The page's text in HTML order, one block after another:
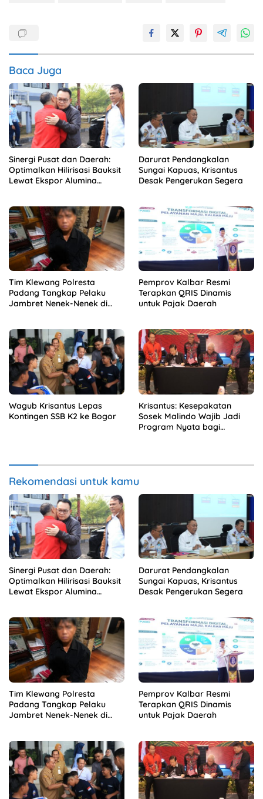
Baca Juga
Sinergi Pusat dan Daerah:
Optimalkan Hilirisasi Bauksit
Lewat Ekspor Alumina
Darurat Pendangkalan
Sungai Kapuas, Krisantus
Desak Pengerukan Segera
Tim Klewang Polresta
Padang Tangkap Pelaku
Jambret Nenek-Nenek di
Pemprov Kalbar Resmi
Terapkan QRIS Dinamis
untuk Pajak Daerah
Wagub Krisantus Lepas
Kontingen SSB K2 ke Bogor
Krisantus: Kesepakatan
Sosek Malindo Wajib Jadi
Program Nyata bagi
Rekomendasi untuk kamu
Sinergi Pusat dan Daerah:
Optimalkan Hilirisasi Bauksit
Lewat Ekspor Alumina
Darurat Pendangkalan
Sungai Kapuas, Krisantus
Desak Pengerukan Segera
Tim Klewang Polresta
Padang Tangkap Pelaku
Jambret Nenek-Nenek di
Pemprov Kalbar Resmi
Terapkan QRIS Dinamis
untuk Pajak Daerah